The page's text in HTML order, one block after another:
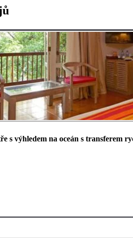
s výhledem na oceán s transferem